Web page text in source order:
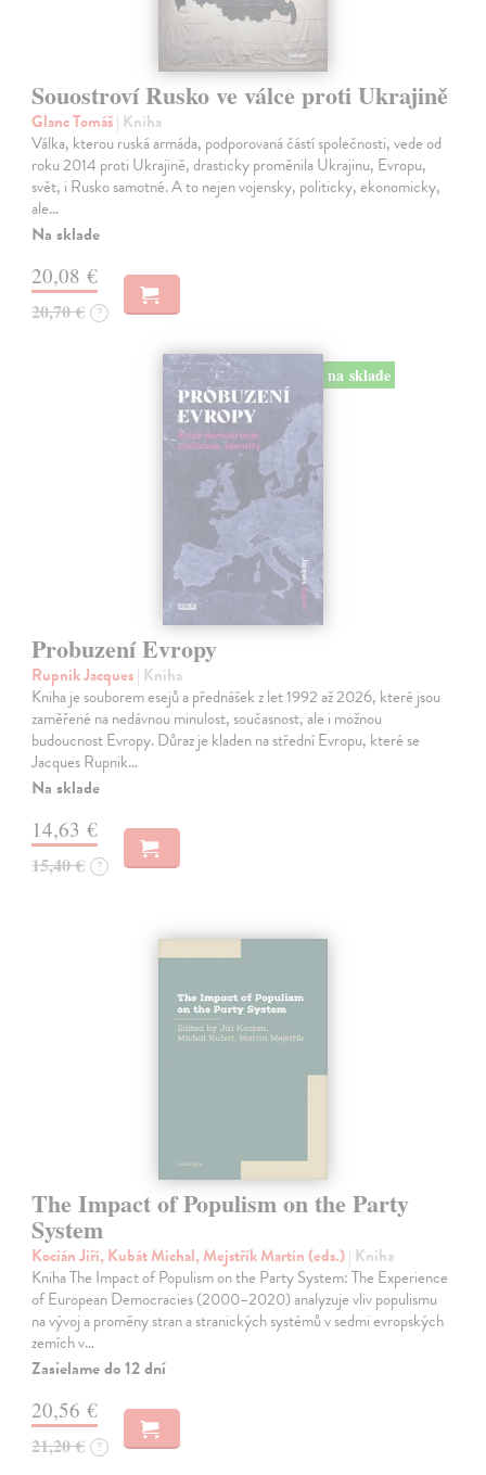
Souostroví Rusko ve válce proti Ukrajině
Glanc Tomáš| Kniha
Válka, kterou ruská armáda, podporovaná částí společnosti, vede od
roku 2014 proti Ukrajině, drasticky proměnila Ukrajinu, Evropu,
svět, i Rusko samotné. A to nejen vojensky, politicky, ekonomicky,
ale…
Na sklade
20,08 €
20,70 € ?
na sklade
Probuzení Evropy
Rupnik Jacques| Kniha
Kniha je souborem esejů a přednášek z let 1992 až 2026, které jsou
zaměřené na nedávnou minulost, současnost, ale i možnou
budoucnost Evropy. Důraz je kladen na střední Evropu, které se
Jacques Rupnik…
Na sklade
14,63 €
15,40 € ?
The Impact of Populism on the Party
System
Kocián Jiří, Kubát Michal, Mejstřík Martin (eds.)| Kniha
Kniha The Impact of Populism on the Party System: The Experience
of European Democracies (2000–2020) analyzuje vliv populismu
na vývoj a proměny stran a stranických systémů v sedmi evropských
zemích v…
Zasielame do 12 dní
20,56 €
21,20 € ?